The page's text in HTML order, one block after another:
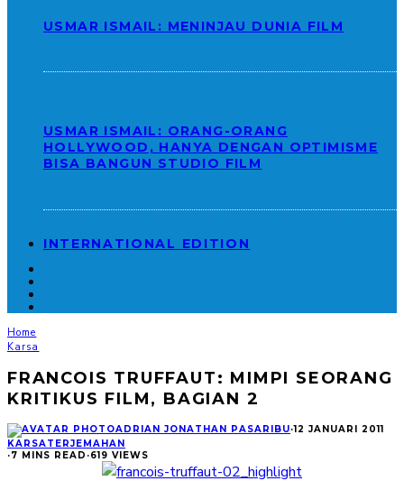
USMAR ISMAIL: MENINJAU DUNIA FILM
USMAR ISMAIL: ORANG-ORANG
HOLLYWOOD, HANYA DENGAN OPTIMISME
BISA BANGUN STUDIO FILM
INTERNATIONAL EDITION
Home
Karsa
FRANCOIS TRUFFAUT: MIMPI SEORANG
KRITIKUS FILM, BAGIAN 2
ADRIAN JONATHAN PASARIBU·12 JANUARI 2011
KARSATERJEMAHAN
·7 MINS READ ·619 VIEWS